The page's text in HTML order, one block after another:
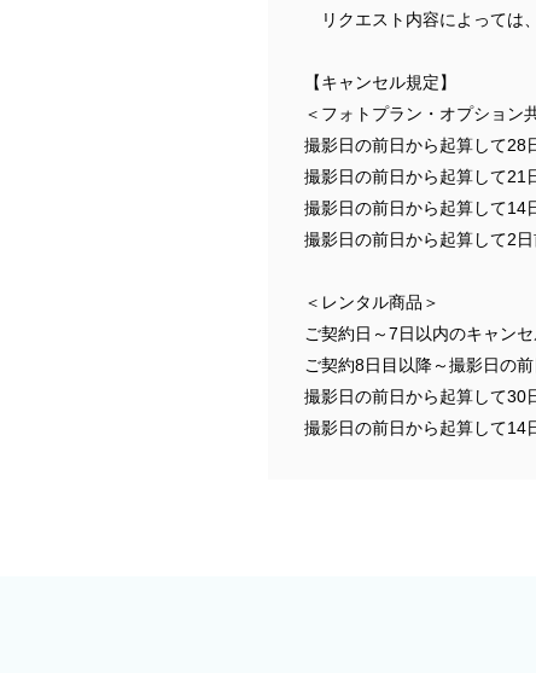
リクエスト内容によっては
【キャンセル規定】
＜フォトプラン・オプション
撮影日の前日から起算して28
撮影日の前日から起算して21
撮影日の前日から起算して14
撮影日の前日から起算して2
＜レンタル商品＞
ご契約日～7日以内のキャン
ご契約8日目以降～撮影日の
撮影日の前日から起算して30
撮影日の前日から起算して14